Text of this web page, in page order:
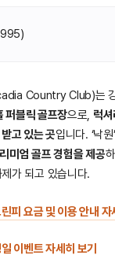
995)
Country Club)는
퍼블릭 골프장으로, 럭
고 있는 곳입니다. ‘낙
미엄 골프 경험을 제공
가 되고 있습니다.
피 요금 및 이용 안내 자
이벤트 자세히 보기